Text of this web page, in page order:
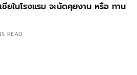
ยในโรงแรม จะนัดคุยงาน หรือ ทาน
READ